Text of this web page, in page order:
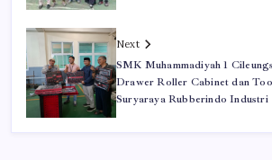
Next
SMK Muhammadiyah 1
Drawer Roller Cabinet dan
Suryaraya Rubberindo Industri